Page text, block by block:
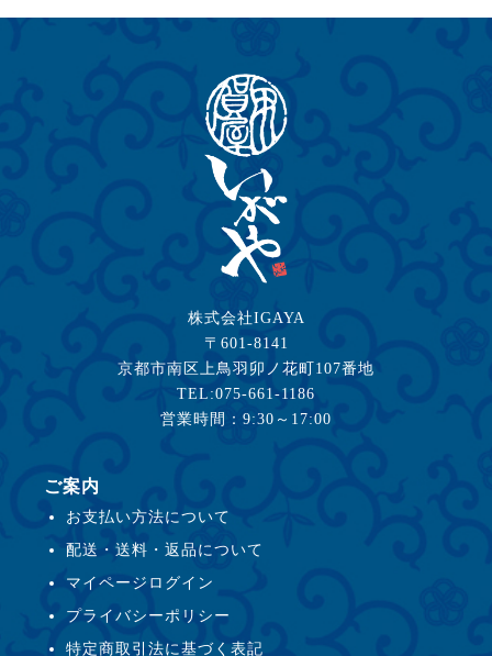
株式会社IGAYA
〒601-8141
京都市南区上鳥羽卯ノ花町107番地
TEL:075-661-1186
営業時間：9:30～17:00
ご案内
お支払い方法について
配送・送料・返品について
マイページログイン
プライバシーポリシー
特定商取引法に基づく表記